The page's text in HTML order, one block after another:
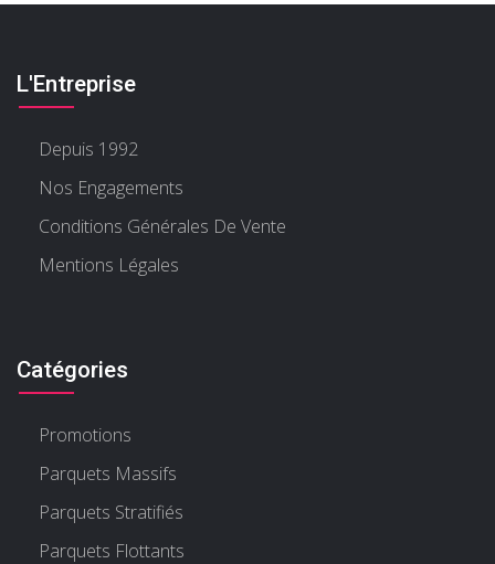
L'Entreprise
Depuis 1992
Nos Engagements
Conditions Générales De Vente
Mentions Légales
Catégories
Promotions
Parquets Massifs
Parquets Stratifiés
Parquets Flottants